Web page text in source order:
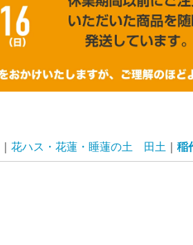
花ハス・花蓮・睡蓮の土 田土 稲